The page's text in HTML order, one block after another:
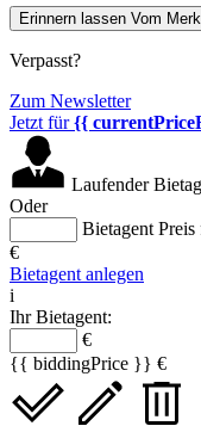
Erinnern lassen Vom
Verpasst?
Zum Newsletter
Jetzt für{{
Laufender
Oder
Bietagent Preis
€
Bietagent anlegen
i
Ihr Bietagent:
€
{{ biddingPrice }} €